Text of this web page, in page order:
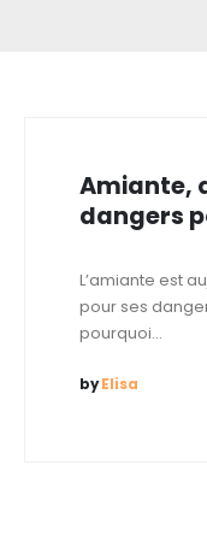
Amiante,
dangers
L’amiante est
pour ses
pourquoi...
byElisa